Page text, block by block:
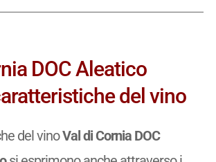
DOC Aleatico
del vino
del vinoVal di Cornia DOC